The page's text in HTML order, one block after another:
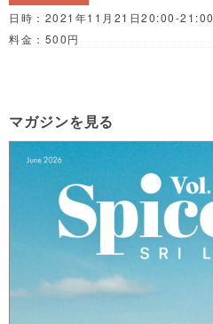
日時：2021年11月21日20:00-21:00
料金：500円
マガジンを見る